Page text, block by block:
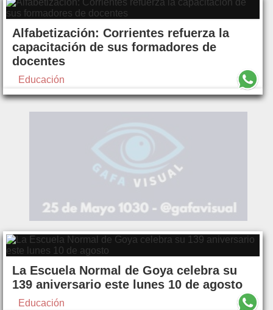
Alfabetización: Corrientes refuerza la
capacitación de sus formadores de
docentes
Educación
La Escuela Normal de Goya celebra su
139 aniversario este lunes 10 de agosto
Educación